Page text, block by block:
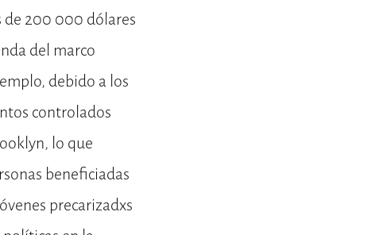
de 200 000 dólares
del marco
debido a los
controlados
lo que
beneficiadas
precarizadxs